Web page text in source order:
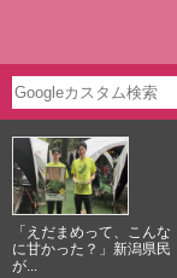
「えだまめって、こんな
に甘かった？」新潟県民
が...